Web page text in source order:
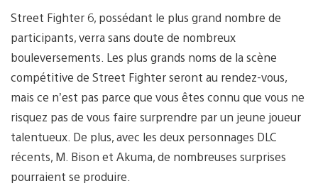
Street Fighter 6, possédant le plus grand nombre de
participants, verra sans doute de nombreux
bouleversements. Les plus grands noms de la scène
compétitive de Street Fighter seront au rendez-vous,
mais ce n’est pas parce que vous êtes connu que vous ne
risquez pas de vous faire surprendre par un jeune joueur
talentueux. De plus, avec les deux personnages DLC
récents, M. Bison et Akuma, de nombreuses surprises
pourraient se produire.